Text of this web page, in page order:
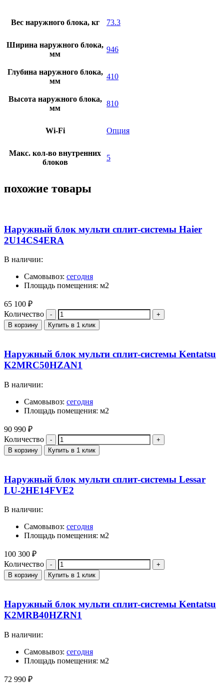
Вес наружного блока, кг 73.3
Ширина наружного блока,
мм
946
Глубина наружного блока,
мм
410
Высота наружного блока,
мм
810
Wi-Fi Опция
Макс. кол-во внутренних
блоков
5
похожие товары
Наружный блок мульти сплит-системы Haier
2U14CS4ERA
В наличии:
Самовывоз: сегодня
Площадь помещения: м2
65 100 ₽
Количество
В корзину Купить в 1 клик
Наружный блок мульти сплит-системы Kentatsu
K2MRC50HZAN1
В наличии:
Самовывоз: сегодня
Площадь помещения: м2
90 990 ₽
Количество
В корзину Купить в 1 клик
Наружный блок мульти сплит-системы Lessar
LU-2HE14FVE2
В наличии:
Самовывоз: сегодня
Площадь помещения: м2
100 300 ₽
Количество
В корзину Купить в 1 клик
Наружный блок мульти сплит-системы Kentatsu
K2MRB40HZRN1
В наличии:
Самовывоз: сегодня
Площадь помещения: м2
72 990 ₽